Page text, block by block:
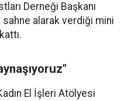
Derneği Başkanı
sahne alarak verdiği mini
El İşleri Atölyesi